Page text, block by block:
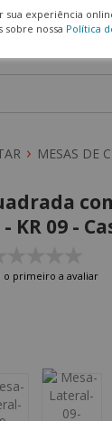
sua experiência
sobre nossa Política
Ambiente
MESAS DE
KR 09 -
o primeiro a avaliar